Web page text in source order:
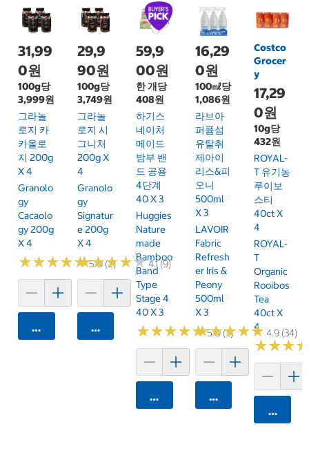
31,99
0원
100g당
3,999원
그라놀
로지 카
카올로
지 200g
X 4
Granolo
Gy
Cacaolo
Gy 200g
X 4
★★★★★
★★★★★5.0 (2)
카트에 담기
29,9
90원
100g당
3,749원
그라놀
로지 시
그니처
200g X
4
Granolo
Gy
Signatur
E 200g
X 4
★★★★★
★★★★★4.1 (9)
카트에 담기
59,9
00원
한 개당
408원
하기스
네이처
메이드
밤부 밴
드 공용
4단계
40 X 3
Huggies
Nature
Made
Bamboo
Band
Type
Stage 4
40 X 3
★★★★★
★★★★★5.0 (3)
카트에 담기
16,29
0원
100㎖당
1,086원
라브아
퍼퓸섬
유탈취
제아이
리스&피
오니
500ml
X 3
LAVOIR
Fabric
Refresh
Er Iris &
Peony
500ml
X 3
★★★★★
★★★★★ 4.9 (34)
카트에 담기
Costco
Grocer
y
17,29
0원
10g당
432원
ROYAL-
T 유기농
루이보
스티
40ct X
4
ROYAL-
T
Organic
Rooibos
Tea
40ct X
4
★★★
★★★
카트에